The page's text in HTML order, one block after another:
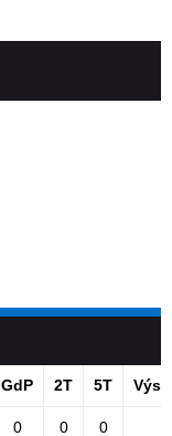
GdP 2T 5T
0 0 0